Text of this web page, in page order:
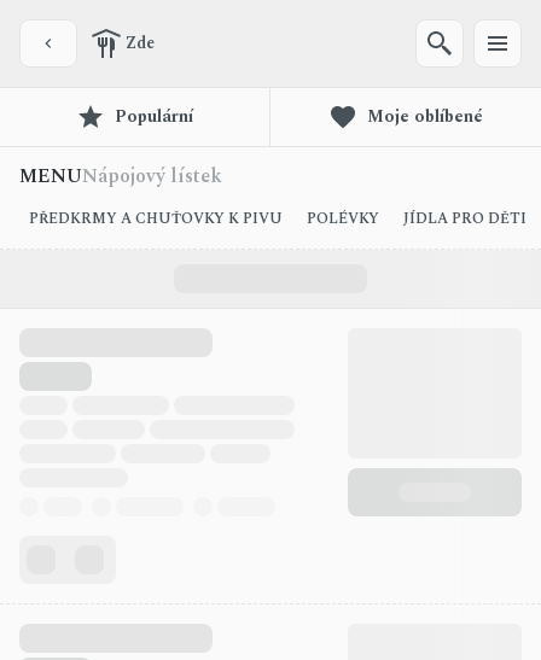
Zde
Populární Moje oblíbené
MENUNápojový lístek
PŘEDKRMY A CHUŤOVKY K PIVU POLÉVKY JÍDLA PRO DĚTI